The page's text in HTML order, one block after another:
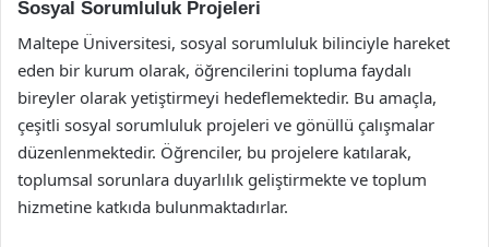
Sosyal Sorumluluk Projeleri
Maltepe Üniversitesi, sosyal sorumluluk bilinciyle hareket
eden bir kurum olarak, öğrencilerini topluma faydalı
bireyler olarak yetiştirmeyi hedeflemektedir. Bu amaçla,
çeşitli sosyal sorumluluk projeleri ve gönüllü çalışmalar
düzenlenmektedir. Öğrenciler, bu projelere katılarak,
toplumsal sorunlara duyarlılık geliştirmekte ve toplum
hizmetine katkıda bulunmaktadırlar.